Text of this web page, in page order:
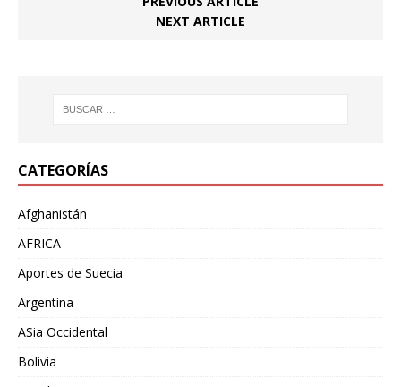
NEXT ARTICLE
CATEGORÍAS
Afghanistán
AFRICA
Aportes de Suecia
Argentina
ASia Occidental
Bolivia